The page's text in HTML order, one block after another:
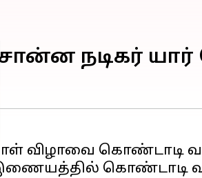
நடிகர் யார்
விழாவை கொண்டாடி
கொண்டாடி